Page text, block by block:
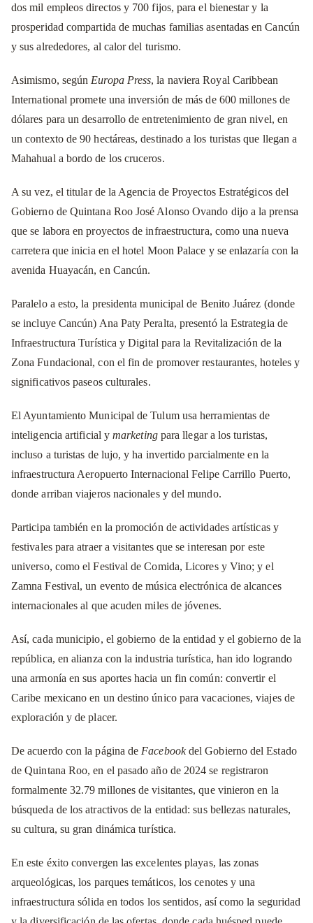
dos mil empleos directos y 700 fijos, para el bienestar y la
prosperidad compartida de muchas familias asentadas en Cancún
y sus alrededores, al calor del turismo.
Asimismo, según Europa Press, la naviera Royal Caribbean
International promete una inversión de más de 600 millones de
dólares para un desarrollo de entretenimiento de gran nivel, en
un contexto de 90 hectáreas, destinado a los turistas que llegan a
Mahahual a bordo de los cruceros.
A su vez, el titular de la Agencia de Proyectos Estratégicos del
Gobierno de Quintana Roo José Alonso Ovando dijo a la prensa
que se labora en proyectos de infraestructura, como una nueva
carretera que inicia en el hotel Moon Palace y se enlazaría con la
avenida Huayacán, en Cancún.
Paralelo a esto, la presidenta municipal de Benito Juárez (donde
se incluye Cancún) Ana Paty Peralta, presentó la Estrategia de
Infraestructura Turística y Digital para la Revitalización de la
Zona Fundacional, con el fin de promover restaurantes, hoteles y
significativos paseos culturales.
El Ayuntamiento Municipal de Tulum usa herramientas de
inteligencia artificial ymarketing para llegar a los turistas,
incluso a turistas de lujo, y ha invertido parcialmente en la
infraestructura Aeropuerto Internacional Felipe Carrillo Puerto,
donde arriban viajeros nacionales y del mundo.
Participa también en la promoción de actividades artísticas y
festivales para atraer a visitantes que se interesan por este
universo, como el Festival de Comida, Licores y Vino; y el
Zamna Festival, un evento de música electrónica de alcances
internacionales al que acuden miles de jóvenes.
Así, cada municipio, el gobierno de la entidad y el gobierno de la
república, en alianza con la industria turística, han ido logrando
una armonía en sus aportes hacia un fin común: convertir el
Caribe mexicano en un destino único para vacaciones, viajes de
exploración y de placer.
De acuerdo con la página de Facebookdel Gobierno del Estado
de Quintana Roo, en el pasado año de 2024 se registraron
formalmente 32.79 millones de visitantes, que vinieron en la
búsqueda de los atractivos de la entidad: sus bellezas naturales,
su cultura, su gran dinámica turística.
En este éxito convergen las excelentes playas, las zonas
arqueológicas, los parques temáticos, los cenotes y una
infraestructura sólida en todos los sentidos, así como la seguridad